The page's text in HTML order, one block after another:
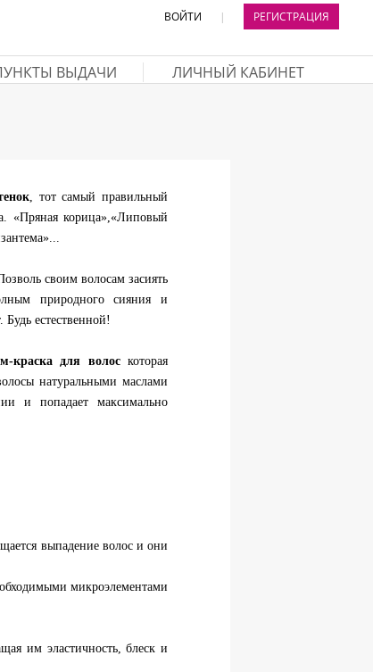
ВОЙТИ | РЕГИСТРАЦИЯ
ВЫДАЧИ ЛИЧНЫЙ КАБИНЕТ
, тот самый правильный
«Пряная корица»,«Липовый
своим волосам засиять
природного сияния и
естественной!
краска для волоскоторая
натуральными маслами
и попадает максимально
выпадение волос и они
микроэлементами
им эластичность, блеск и